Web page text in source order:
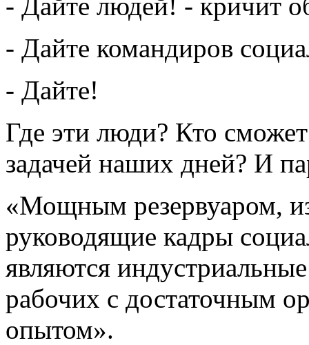
- Дайте командиров
- Дайте!
Где эти люди? Кто
задачей наших дней? И
«Мощным резервуаром,
руководящие кадры
являются
рабочих с достаточным
опытом».